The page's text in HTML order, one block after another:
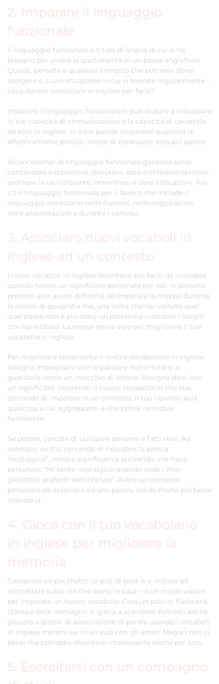
2. Imparare il linguaggio
funzionale
Il linguaggio funzionale è il tipo di lingua di cui si ha
bisogno per vivere la quotidianità in un paese anglofono.
Quindi, pensate a qualsiasi compito che potreste dover
svolgere o a una situazione in cui vi trovate regolarmente –
cosa dovete conoscere in inglese per farlo?
Imparare il linguaggio funzionale ti può aiutare a sviluppare
le tue capacità di comunicazione e la capacità di cavartela
da solo in inglese. In altre parole, imparerai qualcosa di
effettivamente pratico invece di conoscere solo più parole.
Alcuni esempi di linguaggio funzionale generale sono:
concordare e dissentire, discutere, dare e chiedere opinioni,
ordinare in un ristorante, lamentarsi e dare indicazioni. Poi
c’è il linguaggio funzionale per il lavoro che include il
linguaggio necessario nelle riunioni, nelle negoziazioni,
nelle presentazioni e durante i colloqui.
3. Associare nuovi vocaboli in
inglese ad un contesto
I nuovi vocaboli in inglese diventano più facili da ricordare
quando hanno un significato personale per noi. In passato
potresti aver avuto difficoltà ad imparare la mappa durante
le lezioni di geografia ma, una volta che hai visitato quel
quel paese non è più stato un problema ricordare i luoghi
che hai visitato. La stessa teoria vale per migliorare il tuo
vocabolario inglese.
Per migliorare seriamente il vostro vocabolario in inglese
bisogna impegnarsi con le parole e non limitarsi a
guardarle come un mucchio di lettere. Bisogna dare loro
un significato. Inserendo il nuovo vocabolario che stai
cercando di imparare in un contesto, il tuo cervello avrà
qualcosa a cui aggrapparsi e che potrai ricordare
facilmente.
Se potete, cercate di utilizzare persone e fatti reali. Ad
esempio, se stai cercando di ricordare la parola
“nostalgico”, rendila significativa scrivendo una frase
personale: “Mi sento nostalgico quando vedo i miei
giocattoli preferiti dell’infanzia”. Avere un contesto
personale da associare ad una parola, rende molto più facile
ricordarla.
4. Gioca con il tuo vocabolario
in inglese per migliorare la
memoria
Comprate un pacchetto (o più) di post-it e iniziate ad
etichettare tutto ciò che avete in casa – è un modo veloce
per imparare un nuovo vocabolo. Crea un paio di flashcard,
stampa delle immagini, o gioca a scarabeo! Potresti anche
giocare a giochi di associazione di parole usando i vocaboli
in inglese mentre sei in un pub con gli amici. Magari non ci
pensi ma potrebbe diventare interessante anche per loro.
5. Esercitarsi con un compagno